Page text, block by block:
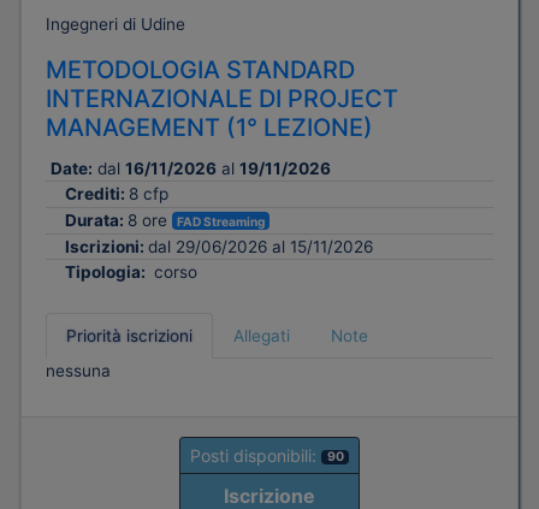
Ingegneri di Udine
METODOLOGIA STANDARD
INTERNAZIONALE DI PROJECT
MANAGEMENT (1° LEZIONE)
Date: dal 16/11/2026 al 19/11/2026
Crediti: 8 cfp
Durata: 8 ore FAD Streaming
Iscrizioni: dal 29/06/2026 al 15/11/2026
Tipologia: corso
Priorità iscrizioni Allegati
Note
nessuna
Posti disponibili: 90
Iscrizione